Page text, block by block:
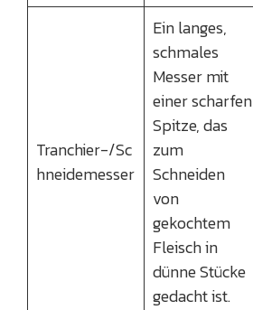
Tranchier-/Sc
hneidemesser
Ein langes,
schmales
Messer mit
einer scharfen
Spitze, das
zum
Schneiden
von
gekochtem
Fleisch in
dünne Stücke
gedacht ist.